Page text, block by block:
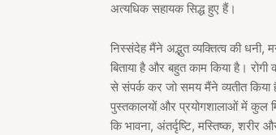
अत्यधिक सहायक सिद्ध हुए हैं।
निस्संदेह मैंने अद्भुत व्यक्तित्व की धनी,
बिताया है और बहुत काम किया है।
से संपर्क कर जो समय मैंने व्यतीत
पुस्तकालयों और प्रयोगशालाओं में कुल
कि भावना, अंतर्दृष्टि, मस्तिष्क, शरीर